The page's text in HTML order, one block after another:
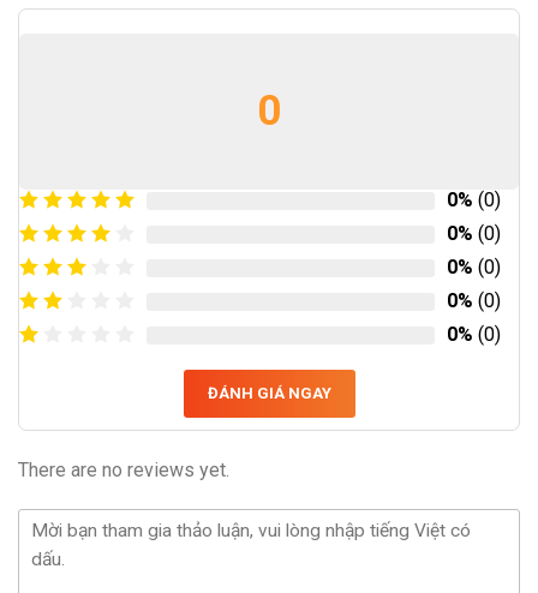
0
0% (0)
0% (0)
0% (0)
0% (0)
0% (0)
ĐÁNH GIÁ NGAY
There are no reviews yet.